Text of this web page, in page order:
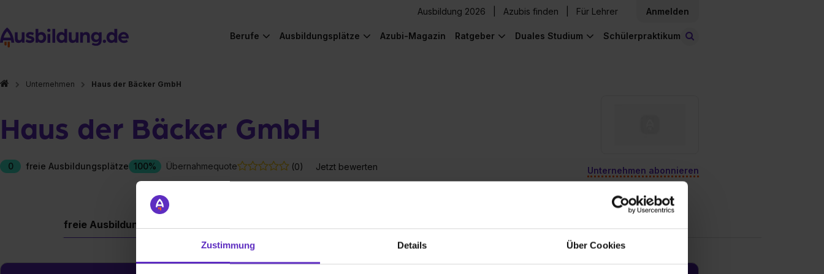
Zustimmung Details Über Cookies
Ausbildung 2026 Azubis finden Für Lehrer Anmelden
Berufe Ausbildungsplätze Azubi-Magazin Ratgeber Duales Studium Schülerpraktikum
Unternehmen Haus der Bäcker GmbH
Haus der Bäcker GmbH
0 freie Ausbildungsplätze 100% Übernahmequote (0) Jetzt bewerten Unternehmen abonnieren
freie Ausbildungsplätze